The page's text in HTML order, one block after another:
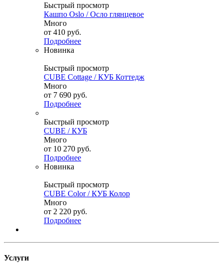
Быстрый просмотр
Кашпо Oslo / Осло глянцевое
Много
от 410 руб.
Подробнее
Новинка
Быстрый просмотр
CUBE Cottage / КУБ Коттедж
Много
от 7 690 руб.
Подробнее
Быстрый просмотр
CUBE / КУБ
Много
от 10 270 руб.
Подробнее
Новинка
Быстрый просмотр
CUBE Color / КУБ Колор
Много
от 2 220 руб.
Подробнее
Услуги